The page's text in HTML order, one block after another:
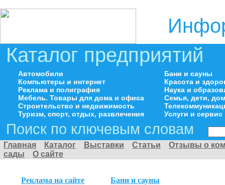
Каталог предприятий
Автомобили
Компьютеры и интернет
Реклама и полиграфия
Мебель. Товары для дома и офиса
Строительство и недвижимость
Туризм, спорт, отдых, развлечения
Бани и сауны
Красота и
Наука и
Семья, дети,
Услуги и сервис
Поиск по ключевым словам
Главная Каталог Выставки Статьи
Отзывы о
сады
О сайте
Реклама на сайте Бани и сауны